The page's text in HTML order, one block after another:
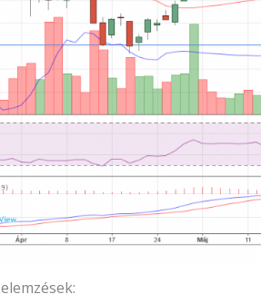
elemzések: